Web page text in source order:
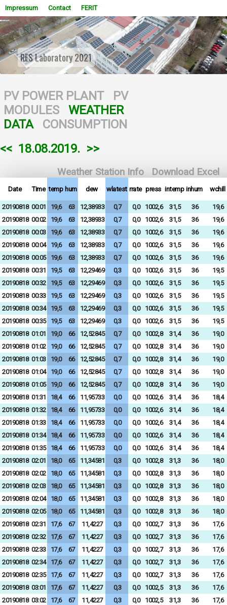
Impressum Contact FERIT
WOWSlider.com
RES Laboratory 2021
PV POWER PLANT
PV
MODULES
WEATHER
DATA
CONSUMPTION
<< 18.08.2019. >>
Download Excel
Weather Station Info
Date Time temp hum dew wlatest rrate press intemp inhum wchill
20190818 00:01 19,6 63 12,38933 0,7 0,0 1002,6 31,5 36
19,6
20190818 00:02 19,6 63 12,38933 0,7 0,0 1002,6 31,5 36
19,6
20190818 00:03 19,6 63 12,38933 0,7 0,0 1002,6 31,5 36
19,6
20190818 00:04 19,6 63 12,38933 0,7 0,0 1002,6 31,5 36
19,6
20190818 00:05 19,6 63 12,38933 0,7 0,0 1002,6 31,5 36
19,6
20190818 00:31 19,5 63 12,29469 0,3 0,0 1002,6 31,5 36
19,5
20190818 00:32 19,5 63 12,29469 0,3 0,0 1002,6 31,5 36
19,5
20190818 00:33 19,5 63 12,29469 0,3 0,0 1002,6 31,5 36
19,5
20190818 00:34 19,5 63 12,29469 0,3 0,0 1002,6 31,5 36
19,5
20190818 00:35 19,5 63 12,29469 0,3 0,0 1002,6 31,5 36
19,5
20190818 01:01 19,0 66 12,52845 0,7 0,0 1002,8 31,4 36
19,0
20190818 01:02 19,0 66 12,52845 0,7 0,0 1002,8 31,4 36
19,0
20190818 01:03 19,0 66 12,52845 0,7 0,0 1002,8 31,4 36
19,0
20190818 01:04 19,0 66 12,52845 0,7 0,0 1002,8 31,4 36
19,0
20190818 01:05 19,0 66 12,52845 0,7 0,0 1002,8 31,4 36
19,0
20190818 01:31 18,4 66 11,95733 0,0 0,0 1002,6 31,4 36
18,4
20190818 01:32 18,4 66 11,95733 0,0 0,0 1002,6 31,4 36
18,4
20190818 01:33 18,4 66 11,95733 0,0 0,0 1002,6 31,4 36
18,4
20190818 01:34 18,4 66 11,95733 0,0 0,0 1002,6 31,4 36
18,4
20190818 01:35 18,4 66 11,95733 0,0 0,0 1002,6 31,4 36
18,4
20190818 02:01 18,0 65 11,34581 0,3 0,0 1002,8 31,3 36
18,0
20190818 02:02 18,0 65 11,34581 0,3 0,0 1002,8 31,3 36
18,0
20190818 02:03 18,0 65 11,34581 0,3 0,0 1002,8 31,3 36
18,0
20190818 02:04 18,0 65 11,34581 0,3 0,0 1002,8 31,3 36
18,0
20190818 02:05 18,0 65 11,34581 0,3 0,0 1002,8 31,3 36
18,0
20190818 02:31 17,6 67 11,4227 0,3 0,0 1002,7 31,3 36
17,6
20190818 02:32 17,6 67 11,4227 0,3 0,0 1002,7 31,3 36
17,6
20190818 02:33 17,6 67 11,4227 0,3 0,0 1002,7 31,3 36
17,6
20190818 02:34 17,6 67 11,4227 0,3 0,0 1002,7 31,3 36
17,6
20190818 02:35 17,6 67 11,4227 0,3 0,0 1002,7 31,3 36
17,6
20190818 03:01 17,6 67 11,4227 0,3 0,0 1002,5 31,3 36
17,6
20190818 03:02 17,6 67 11,4227 0,3 0,0 1002,5 31,3 36
17,6